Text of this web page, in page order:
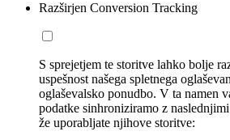
Razširjen Conversion Tracking
S sprejetjem te storitve lahko bolje
uspešnost našega spletnega
oglaševalsko ponudbo. V ta namen
podatke sinhroniziramo z
že uporabljate njihove storitve: